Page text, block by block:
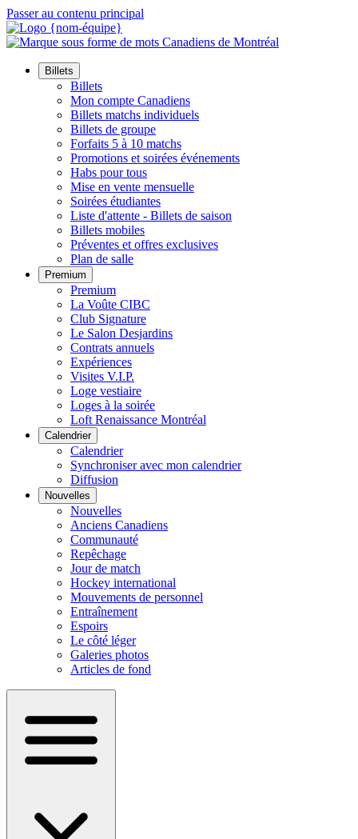
Passer au contenu principal
Billets
Billets
Mon compte Canadiens
Billets matchs individuels
Billets de groupe
Forfaits 5 à 10 matchs
Promotions et soirées événements
Habs pour tous
Mise en vente mensuelle
Soirées étudiantes
Liste d'attente - Billets de saison
Billets mobiles
Préventes et offres exclusives
Plan de salle
Premium
Premium
La Voûte CIBC
Club Signature
Le Salon Desjardins
Contrats annuels
Expériences
Visites V.I.P.
Loge vestiaire
Loges à la soirée
Loft Renaissance Montréal
Calendrier
Calendrier
Synchroniser avec mon calendrier
Diffusion
Nouvelles
Nouvelles
Anciens Canadiens
Communauté
Repêchage
Jour de match
Hockey international
Mouvements de personnel
Entraînement
Espoirs
Le côté léger
Galeries photos
Articles de fond